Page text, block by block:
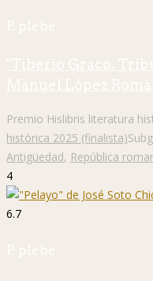
P. plebe
"Tiberio Graco.
Manuel López
Premio Hislibris literatura
histórica 2025 (finalista)
Antigüedad, República
4
6.7
P. plebe